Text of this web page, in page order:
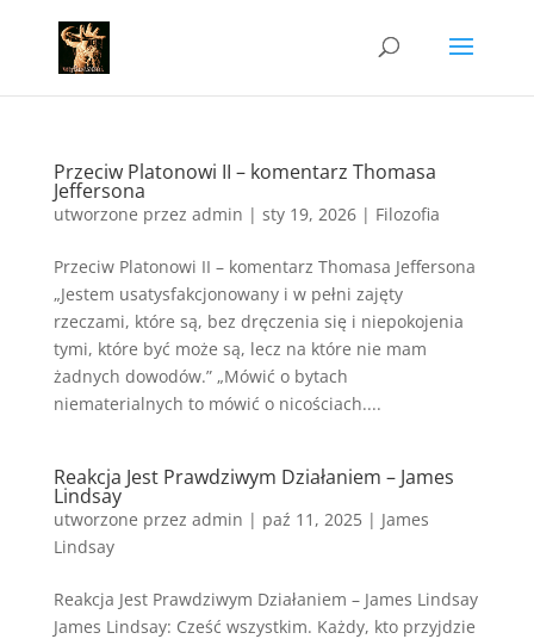
Przeciw Platonowi II – komentarz Thomasa
Jeffersona
utworzone przez admin | sty 19, 2026| Filozofia
Przeciw Platonowi II – komentarz Thomasa Jeffersona
„Jestem usatysfakcjonowany i w pełni zajęty
rzeczami, które są, bez dręczenia się i niepokojenia
tymi, które być może są, lecz na które nie mam
żadnych dowodów.” „Mówić o bytach
niematerialnych to mówić o nicościach....
Reakcja Jest Prawdziwym Działaniem – James
Lindsay
utworzone przez admin | paź 11, 2025| James
Lindsay
Reakcja Jest Prawdziwym Działaniem – James Lindsay
James Lindsay: Cześć wszystkim. Każdy, kto przyjdzie